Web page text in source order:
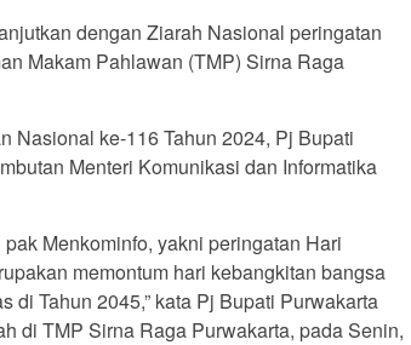
dengan Ziarah Nasional peringatan
Makam Pahlawan (TMP) Sirna Raga
Nasional ke-116 Tahun 2024, Pj Bupati
Menteri Komunikasi dan Informatika
Menkominfo, yakni peringatan Hari
memontum hari kebangkitan bangsa
di Tahun 2045,” kata Pj Bupati Purwakarta
di TMP Sirna Raga Purwakarta, pada Senin,